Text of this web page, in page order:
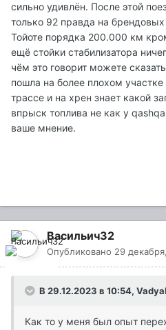
сильно удивлён. После этой
только 92 правда на
Тойоте порядка 200.000 км
ещё стойки стабилизатора
чём это говорит можете
пошла на более плохом участке
трассе и на хрен знает какой
впрыск топлива не как у
ваше мнение.
Васильич32
Опубликовано 29
В 29.12.2023 в 10:54,
Как то у меня был опыт